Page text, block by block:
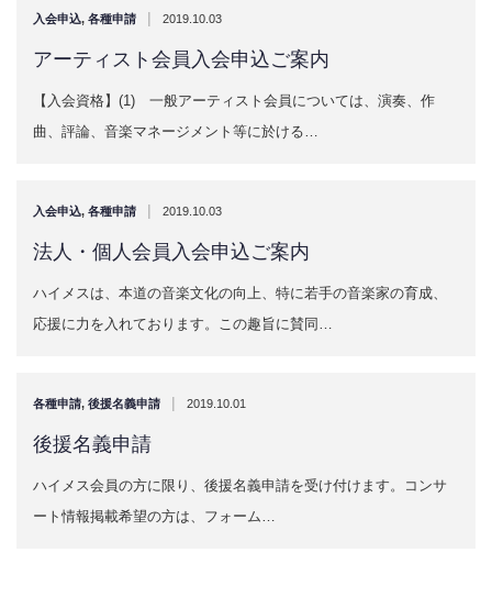
入会申込, 各種申請 | 2019.10.03
アーティスト会員入会申込ご案内
【入会資格】(1) 一般アーティスト会員については、演奏、作
曲、評論、音楽マネージメント等に於ける…
入会申込, 各種申請 | 2019.10.03
法人・個人会員入会申込ご案内
ハイメスは、本道の音楽文化の向上、特に若手の音楽家の育成、
応援に力を入れております。この趣旨に賛同…
各種申請, 後援名義申請 | 2019.10.01
後援名義申請
ハイメス会員の方に限り、後援名義申請を受け付けます。コンサ
ート情報掲載希望の方は、フォーム…